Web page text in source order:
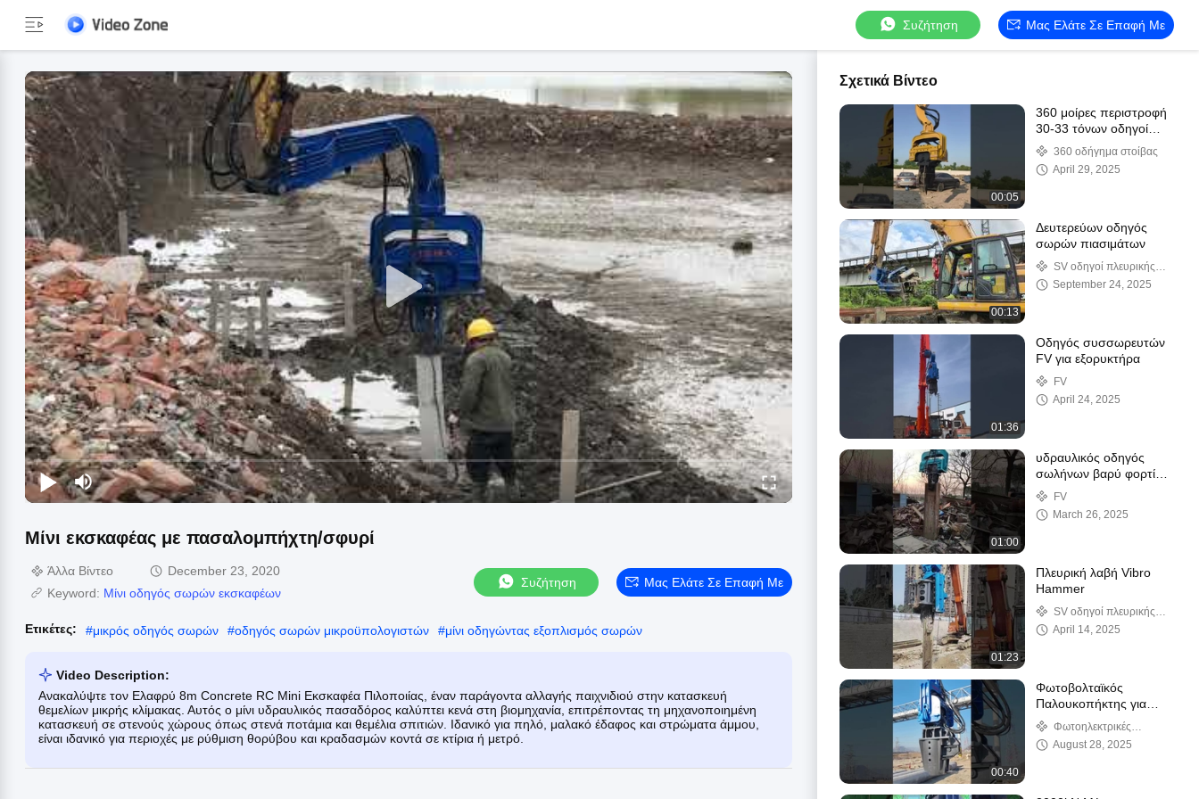
Συζήτηση Μας Ελάτε Σε Επαφή Με
Μίνι εκσκαφέας με πασαλομπήχτη/σφυρί
Άλλα Βίντεο
December 23, 2020
Keyword: Μίνι οδηγός σωρών εκσκαφέων
Συζήτηση Μας Ελάτε Σε Επαφή Με
Ετικέτες: #μικρός οδηγός σωρών #οδηγός σωρών μικροϋπολογιστών #μίνι οδηγώντας εξοπλισμός σωρών
Video Description:
Ανακαλύψτε τον Ελαφρύ 8m Concrete RC Mini Εκσκαφέα Πιλοποιίας, έναν παράγοντα αλλαγής παιχνιδιού στην κατασκευή
θεμελίων μικρής κλίμακας. Αυτός ο μίνι υδραυλικός πασαδόρος καλύπτει κενά στη βιομηχανία, επιτρέποντας τη μηχανοποιημένη
κατασκευή σε στενούς χώρους όπως στενά ποτάμια και θεμέλια σπιτιών. Ιδανικό για πηλό, μαλακό έδαφος και στρώματα άμμου,
είναι ιδανικό για περιοχές με ρύθμιση θορύβου και κραδασμών κοντά σε κτίρια ή μετρό.
Σχετικά Βίντεο
00:05
360 μοίρες περιστροφή
30-33 τόνων οδηγοί
στοίβας για
προσαρμοσμένο χρώμα
και απόδοση
360 οδήγημα στοίβας
April 29, 2025
00:13
Δευτερεύων οδηγός
σωρών πιασιμάτων
SV οδηγοί πλευρικής
πρόσφυσης
September 24, 2025
01:36
Οδηγός συσσωρευτών
FV για εξορυκτήρα
FV
April 24, 2025
01:00
υδραυλικός οδηγός
σωλήνων βαρύ φορτίο
για εξορυκτήρα
FV
March 26, 2025
01:23
Πλευρική λαβή Vibro
Hammer
SV οδηγοί πλευρικής
πρόσφυσης
April 14, 2025
00:40
Φωτοβολταϊκός
Παλουκοπήκτης για
Τσιμεντένια Πάσσαλα
48-52 Τόνων
Εκσκαφέας HITACHI
Φωτοηλεκτρικές
συστοιχίες
August 28, 2025